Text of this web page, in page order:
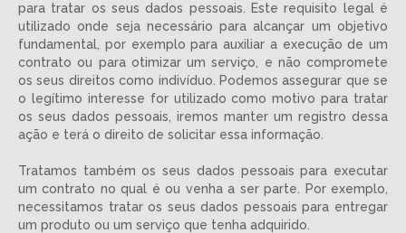
para tratar os seus dados pessoais. Este requisito legal é
utilizado onde seja necessário para alcançar um objetivo
fundamental, por exemplo para auxiliar a execução de um
contrato ou para otimizar um serviço, e não compromete
os seus direitos como indivíduo. Podemos assegurar que se
o legítimo interesse for utilizado como motivo para tratar
os seus dados pessoais, iremos manter um registro dessa
ação e terá o direito de solicitar essa informação.
Tratamos também os seus dados pessoais para executar
um contrato no qual é ou venha a ser parte. Por exemplo,
necessitamos tratar os seus dados pessoais para entregar
um produto ou um serviço que tenha adquirido.